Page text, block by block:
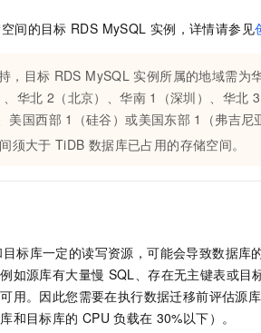
间的目标 RDS MySQL 实例，详情请参见
，目标 RDS MySQL 实例所属的地域需为
、华北 2（北京）、华南 1（深圳）、华北
美国西部 1（硅谷）或美国东部 1（弗吉尼
须大于 TiDB 数据库已占用的存储空间。
标库一定的读写资源，可能会导致数据库
如源库有大量慢 SQL、存在无主键表或目
用。因此您需要在执行数据迁移前评估源
和目标库的 CPU 负载在 30%以下）。
Wan2.7-
构建
平台百炼-应用模版
平台 PAI
AI Native 的算法工程平台，一站式完成建模、训练、推理服务部署
大模型原
Qoder HOT
秒悟
云端极速 AI
Qwen/Meoo/TokenPlan 客户专享 AI智能应用，
智能客服
自动承接线索
统
Ubuntu
Red Hat
SUSE
建站小程序
模板小程序
定制小程序
APP 开发
服务生态伙伴
科研合作